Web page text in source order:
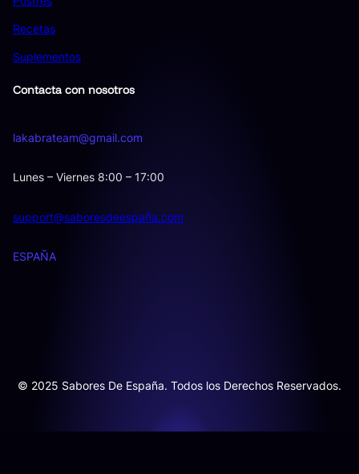
Recetas
Suplementos
Contacta con nosotros
lakabrateam@gmail.com
Lunes – Viernes 8:00 – 17:00
support@saboresdeespaña.com
ESPAÑA
© 2025 Sabores De España. Todos los Derechos Reservados.